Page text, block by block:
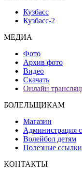
Кузбасс
Кузбасс-2
МЕДИА
Фото
Архив фото
Видео
Скачать
Онлайн
БОЛЕЛЬЩИКАМ
Магазин
Администрация
Волейбол детям
Полезные ссылки
КОНТАКТЫ